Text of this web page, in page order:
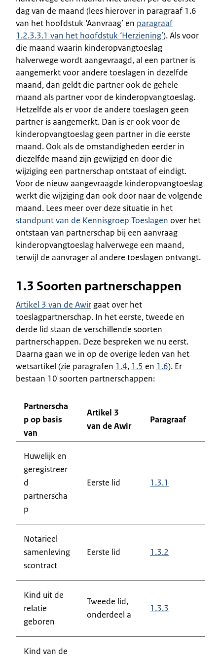
dag van de maand (lees hierover in paragraaf 1.6
van het hoofdstuk ‘Aanvraag’ en paragraaf
1.2.3.3.1 van het hoofdstuk ‘Herziening’). Als voor
die maand waarin kinderopvangtoeslag
halverwege wordt aangevraagd, al een partner is
aangemerkt voor andere toeslagen in dezelfde
maand, dan geldt die partner ook de gehele
maand als partner voor de kinderopvangtoeslag.
Hetzelfde als er voor de andere toeslagen geen
partner is aangemerkt. Dan is er ook voor de
kinderopvangtoeslag geen partner in die eerste
maand. Ook als de omstandigheden eerder in
diezelfde maand zijn gewijzigd en door die
wijziging een partnerschap ontstaat of eindigt.
Voor de nieuw aangevraagde kinderopvangtoeslag
werkt die wijziging dan ook door naar de volgende
maand. Lees meer over deze situatie in het
standpunt van de Kennisgroep Toeslagen over het
ontstaan van partnerschap bij een aanvraag
kinderopvangtoeslag halverwege een maand,
terwijl de aanvrager al andere toeslagen ontvangt.
1.3 Soorten partnerschappen
Artikel 3 van de Awir gaat over het
toeslagpartnerschap. In het eerste, tweede en
derde lid staan de verschillende soorten
partnerschappen. Deze bespreken we nu eerst.
Daarna gaan we in op de overige leden van het
wetsartikel (zie paragrafen 1.4, 1.5 en 1.6). Er
bestaan 10 soorten partnerschappen:
Partnerscha
p op basis
van
Artikel 3
van de Awir
Paragraaf
Huwelijk en
geregistreer
d
partnerscha
p
Eerste lid 1.3.1
Notarieel
samenleving
scontract
Eerste lid 1.3.2
Kind uit de
relatie
geboren
Tweede lid,
onderdeel a
1.3.3
Kind van de